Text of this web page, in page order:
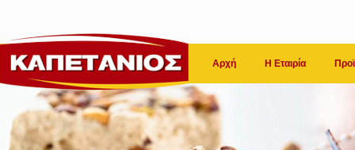
Αρχή Η Εταιρία